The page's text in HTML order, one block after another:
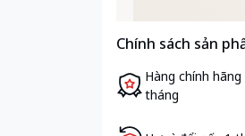
Chính sách sản
Hàng chính
tháng